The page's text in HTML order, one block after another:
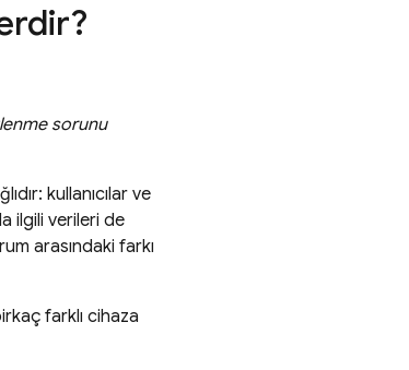
sorunu
kullanıcılar ve
ilgili verileri de
arasındaki farkı
farklı cihaza